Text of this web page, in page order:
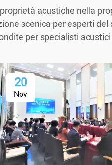
acustiche nella
scenica per esperti
per specialisti
20
Nov